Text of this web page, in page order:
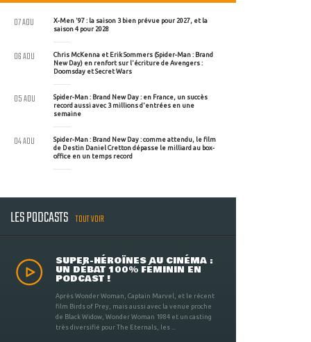
X-Men '97 : la saison 3 bien prévue pour 2027, et la
saison 4 pour 2028
07 AOU
Chris McKenna et Erik Sommers (Spider-Man : Brand
New Day) en renfort sur l'écriture de Avengers :
Doomsday et Secret Wars
06 AOU
Spider-Man : Brand New Day : en France, un succès
record aussi avec 3 millions d'entrées en une
semaine
05 AOU
Spider-Man : Brand New Day : comme attendu, le film
de Destin Daniel Cretton dépasse le milliard au box-
office en un temps record
04 AOU
LES PODCASTS TOUT VOIR
SUPER-HÉROÏNES AU CINÉMA :
UN DÉBAT 100% FÉMININ EN
PODCAST !
Après Wonder Woman, Captain Marvel, et le récent
film Birds of Prey, mais aussi avec la venue proche
de Black Widow, Wonder Woman 1984 et un casting
très diversifié pour The Eternals, les ...